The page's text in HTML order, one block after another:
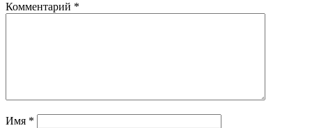
Комментарий *
Имя *